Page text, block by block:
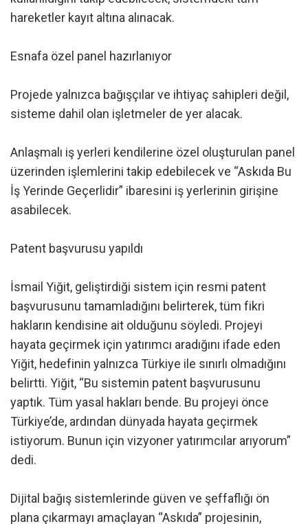
hareketler kayıt altına alınacak.
Esnafa özel panel hazırlanıyor
Projede yalnızca bağışçılar ve ihtiyaç sahipleri değil,
sisteme dahil olan işletmeler de yer alacak.
Anlaşmalı iş yerleri kendilerine özel oluşturulan panel
üzerinden işlemlerini takip edebilecek ve “Askıda Bu
İş Yerinde Geçerlidir” ibaresini iş yerlerinin girişine
asabilecek.
Patent başvurusu yapıldı
İsmail Yiğit, geliştirdiği sistem için resmi patent
başvurusunu tamamladığını belirterek, tüm fikri
hakların kendisine ait olduğunu söyledi. Projeyi
hayata geçirmek için yatırımcı aradığını ifade eden
Yiğit, hedefinin yalnızca Türkiye ile sınırlı olmadığını
belirtti. Yiğit, “Bu sistemin patent başvurusunu
yaptık. Tüm yasal hakları bende. Bu projeyi önce
Türkiye’de, ardından dünyada hayata geçirmek
istiyorum. Bunun için vizyoner yatırımcılar arıyorum”
dedi.
Dijital bağış sistemlerinde güven ve şeffaflığı ön
plana çıkarmayı amaçlayan “Askıda” projesinin,